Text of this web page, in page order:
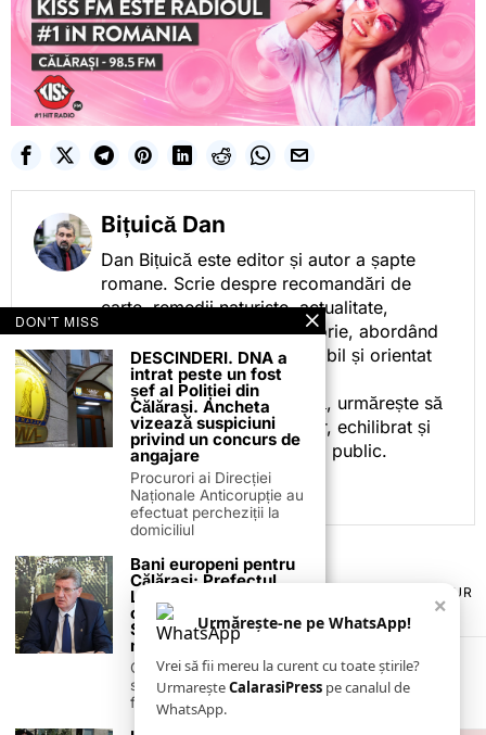
Bițuică Dan
Dan Bițuică este editor și autor a șapte
romane. Scrie despre recomandări de
carte, remedii naturiste, actualitate,
cotidian politic, sport și istorie, abordând
subiectele într-un stil accesibil și orientat
spre informare.
Prin activitatea sa editorială, urmărește să
ofere cititorilor conținut clar, echilibrat și
relevant, adaptat interesului public.
TERMENI ȘI CONDIȚII
POLITICA DE ANULARE & RETUR
PUBLICITATE ONLINE & TIPĂRITĂ
CONTACT
ZIARUL ANUNȚUL CĂLĂRĂȘEAN
×
Urmărește-ne pe WhatsApp!
Vrei să fii mereu la curent cu toate știrile?
UrmareșteCalarasiPress pe canalul de
WhatsApp.
DON'T MISS
DESCINDERI. DNA a
intrat peste un fost
șef al Poliției din
Călărași. Ancheta
vizează suspiciuni
privind un concurs de
angajare
Procurori ai Direcției
Naționale Anticorupție au
efectuat percheziții la
domiciliul
Bani europeni pentru
Călărași: Prefectul
Laurențiu State anunță
colaborarea cu ADR
Sud-Muntenia pentru
noi finanțări
Călărașul se pregătește
să intre pe harta
finanțărilor europene, cu